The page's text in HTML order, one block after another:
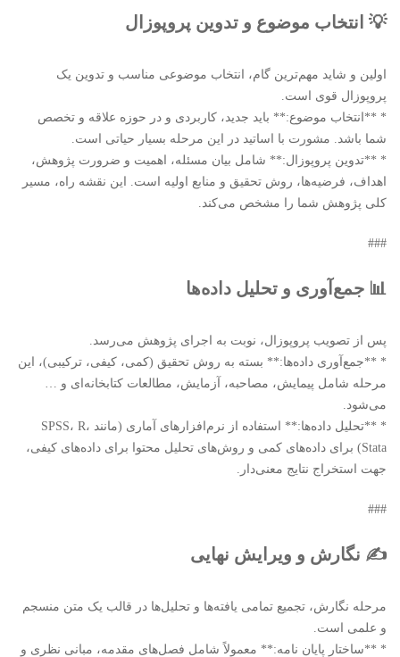
💡 انتخاب موضوع و تدوین پروپوزال
اولین و شاید مهم‌ترین گام، انتخاب موضوعی مناسب و تدوین یک
پروپوزال قوی است.
* **انتخاب موضوع:** باید جدید، کاربردی و در حوزه علاقه و تخصص
شما باشد. مشورت با اساتید در این مرحله بسیار حیاتی است.
* **تدوین پروپوزال:** شامل بیان مسئله، اهمیت و ضرورت پژوهش،
اهداف، فرضیه‌ها، روش تحقیق و منابع اولیه است. این نقشه راه، مسیر
کلی پژوهش شما را مشخص می‌کند.
###
📊 جمع‌آوری و تحلیل داده‌ها
پس از تصویب پروپوزال، نوبت به اجرای پژوهش می‌رسد.
* **جمع‌آوری داده‌ها:** بسته به روش تحقیق (کمی، کیفی، ترکیبی)، این
مرحله شامل پیمایش، مصاحبه، آزمایش، مطالعات کتابخانه‌ای و …
می‌شود.
* **تحلیل داده‌ها:** استفاده از نرم‌افزارهای آماری (مانند SPSS، R،
Stata) برای داده‌های کمی و روش‌های تحلیل محتوا برای داده‌های کیفی،
جهت استخراج نتایج معنی‌دار.
###
✍️ نگارش و ویرایش نهایی
مرحله نگارش، تجمیع تمامی یافته‌ها و تحلیل‌ها در قالب یک متن منسجم
و علمی است.
* **ساختار پایان نامه:** معمولاً شامل فصل‌های مقدمه، مبانی نظری و